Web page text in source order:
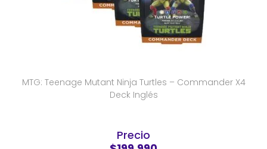
MTG: Teenage Mutant Ninja Turtles – Commander X4
Deck Inglés
Precio